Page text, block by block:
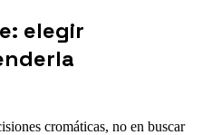
elegir
cromáticas, no en buscar